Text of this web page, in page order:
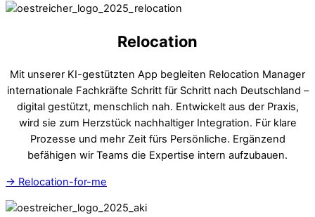
Relocation
Mit unserer KI-gestützten App begleiten Relocation Manager
internationale Fachkräfte Schritt für Schritt nach Deutschland –
digital gestützt, menschlich nah. Entwickelt aus der Praxis,
wird sie zum Herzstück nachhaltiger Integration. Für klare
Prozesse und mehr Zeit fürs Persönliche. Ergänzend
befähigen wir Teams die Expertise intern aufzubauen.
→ Relocation-for-me